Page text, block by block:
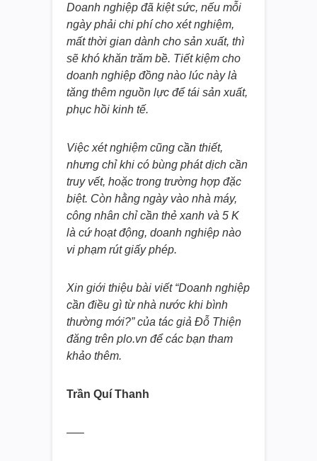
Doanh nghiệp đã kiệt sức, nếu mỗi
ngày phải chi phí cho xét nghiệm,
mất thời gian dành cho sản xuất, thì
sẽ khó khăn trăm bề. Tiết kiệm cho
doanh nghiệp đồng nào lúc này là
tăng thêm nguồn lực để tái sản xuất,
phục hồi kinh tế.
Việc xét nghiệm cũng cần thiết,
nhưng chỉ khi có bùng phát dịch cần
truy vết, hoặc trong trường hợp đặc
biệt. Còn hằng ngày vào nhà máy,
công nhân chỉ cần thẻ xanh và 5 K
là cứ hoạt động, doanh nghiệp nào
vi phạm rút giấy phép.
Xin giới thiệu bài viết “Doanh nghiệp
cần điều gì từ nhà nước khi bình
thường mới?” của tác giả Đỗ Thiện
đăng trên plo.vn để các bạn tham
khảo thêm.
Trần Quí Thanh
—–